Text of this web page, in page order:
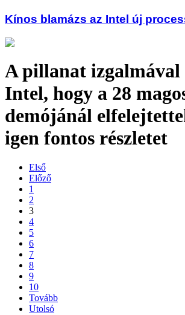
Kínos blamázs az Intel új
A pillanat izgalmával
Intel, hogy a 28
demójánál
igen fontos részletet
Első
Előző
1
2
3
4
5
6
7
8
9
10
Tovább
Utolsó